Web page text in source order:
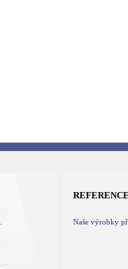
Naše výrobky